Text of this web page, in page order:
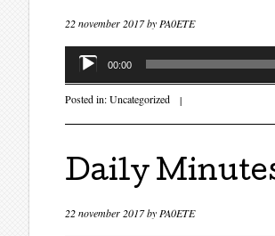
22 november 2017by PA0ETE
Audiospeler
00:00
Posted in:Uncategorized |
Daily
22 november 2017by PA0ETE